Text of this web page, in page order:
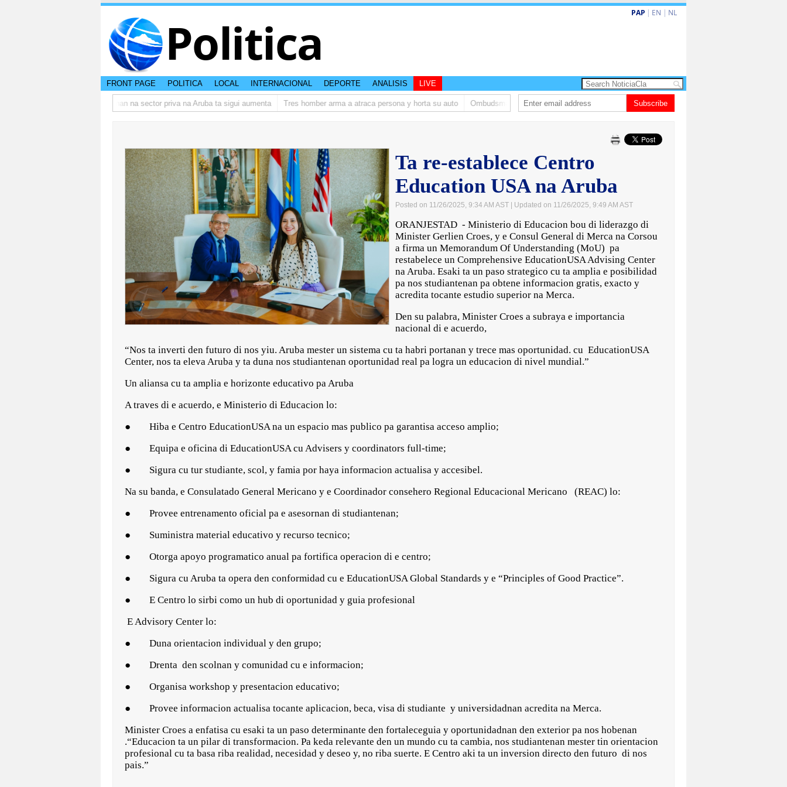
Politica PAP | EN | NL
FRONT PAGE POLITICA LOCAL INTERNACIONAL DEPORTE ANALISIS LIVE
Prestamonan na sector priva na Aruba ta sigui aumenta Tres homber arma a atraca persona y horta su auto Ombudsman ta bishita barionan pa atende kehonan di ciudadano
Subscribe
Ta re-establece Centro
Education USA na Aruba
Posted on 11/26/2025, 9:34 AM AST | Updated on 11/26/2025, 9:49 AM AST
ORANJESTAD - Ministerio di Educacion bou di liderazgo di
Minister Gerlien Croes, y e Consul General di Merca na Corsou
a firma un Memorandum Of Understanding (MoU) pa
restabelece un Comprehensive EducationUSA Advising Center
na Aruba. Esaki ta un paso strategico cu ta amplia e posibilidad
pa nos studiantenan pa obtene informacion gratis, exacto y
acredita tocante estudio superior na Merca.
Den su palabra, Minister Croes a subraya e importancia
nacional di e acuerdo,
“Nos ta inverti den futuro di nos yiu. Aruba mester un sistema cu ta habri portanan y trece mas oportunidad. cu EducationUSA
Center, nos ta eleva Aruba y ta duna nos studiantenan oportunidad real pa logra un educacion di nivel mundial.”
Un aliansa cu ta amplia e horizonte educativo pa Aruba
A traves di e acuerdo, e Ministerio di Educacion lo:
● Hiba e Centro EducationUSA na un espacio mas publico pa garantisa acceso amplio;
● Equipa e oficina di EducationUSA cu Advisers y coordinators full-time;
● Sigura cu tur studiante, scol, y famia por haya informacion actualisa y accesibel.
Na su banda, e Consulatado General Mericano y e Coordinador consehero Regional Educacional Mericano (REAC) lo:
● Provee entrenamento oficial pa e asesornan di studiantenan;
● Suministra material educativo y recurso tecnico;
● Otorga apoyo programatico anual pa fortifica operacion di e centro;
● Sigura cu Aruba ta opera den conformidad cu e EducationUSA Global Standards y e “Principles of Good Practice”.
● E Centro lo sirbi como un hub di oportunidad y guia profesional
E Advisory Center lo:
● Duna orientacion individual y den grupo;
● Drenta den scolnan y comunidad cu e informacion;
● Organisa workshop y presentacion educativo;
● Provee informacion actualisa tocante aplicacion, beca, visa di studiante y universidadnan acredita na Merca.
Minister Croes a enfatisa cu esaki ta un paso determinante den fortaleceguia y oportunidadnan den exterior pa nos hobenan
.“Educacion ta un pilar di transformacion. Pa keda relevante den un mundo cu ta cambia, nos studiantenan mester tin orientacion
profesional cu ta basa riba realidad, necesidad y deseo y, no riba suerte. E Centro aki ta un inversion directo den futuro di nos
pais.”